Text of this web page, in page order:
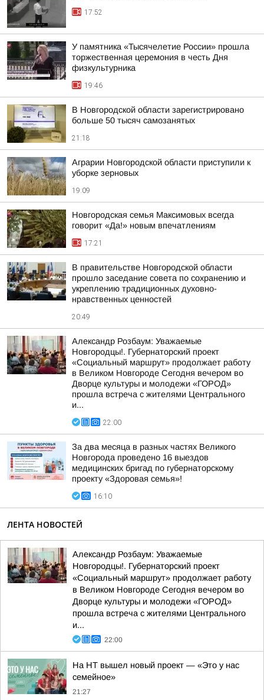
17:52
У памятника «Тысячелетие России» прошла
торжественная церемония в честь Дня
физкультурника
19:46
В Новгородской области зарегистрировано
больше 50 тысяч самозанятых
21:18
Аграрии Новгородской области приступили к
уборке зерновых
19:09
Новгородская семья Максимовых всегда
говорит «Да!» новым впечатлениям
17:21
В правительстве Новгородской области
прошло заседание совета по сохранению и
укреплению традиционных духовно-
нравственных ценностей
20:49
Александр Розбаум: Уважаемые
Новгородцы!. Губернаторский проект
«Социальный маршрут» продолжает работу
в Великом Новгороде Сегодня вечером во
Дворце культуры и молодежи «ГОРОД»
прошла встреча с жителями Центрального
и...
22:00
За два месяца в разных частях Великого
Новгорода проведено 16 выездов
медицинских бригад по губернаторскому
проекту «Здоровая семья»!
16:10
ЛЕНТА НОВОСТЕЙ
Александр Розбаум: Уважаемые
Новгородцы!. Губернаторский проект
«Социальный маршрут» продолжает работу
в Великом Новгороде Сегодня вечером во
Дворце культуры и молодежи «ГОРОД»
прошла встреча с жителями Центрального
и...
22:00
На НТ вышел новый проект — «Это у нас
семейное»
21:27